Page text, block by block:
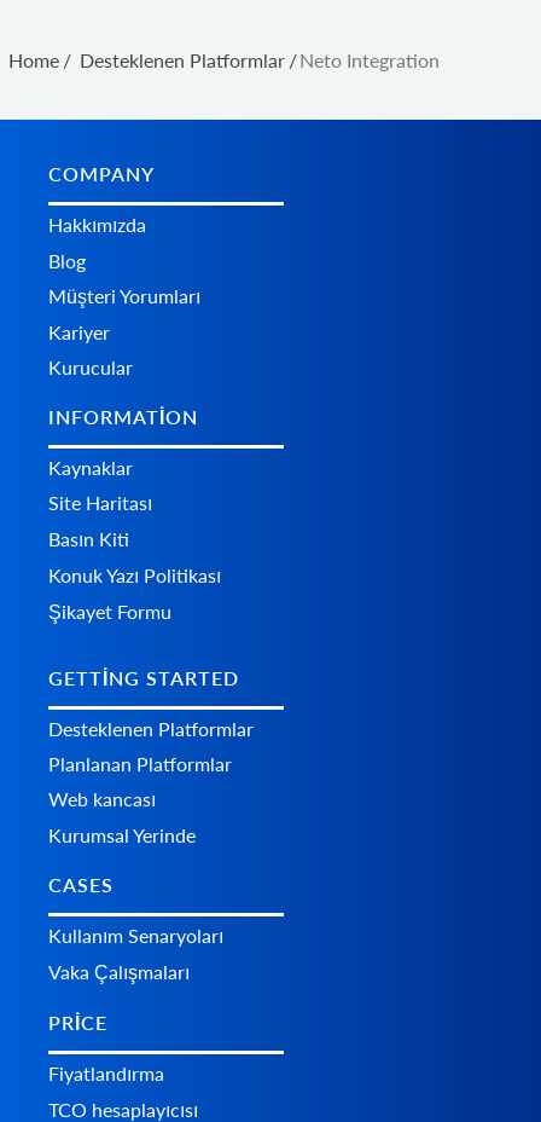
Home / Desteklenen Platformlar /Neto Integration
COMPANY
Hakkımızda
Blog
Müşteri Yorumları
Kariyer
Kurucular
INFORMATION
Kaynaklar
Site Haritası
Basın Kiti
Konuk Yazı Politikası
Şikayet Formu
GETTING STARTED
Desteklenen Platformlar
Planlanan Platformlar
Web kancası
Kurumsal Yerinde
CASES
Kullanım Senaryoları
Vaka Çalışmaları
PRICE
Fiyatlandırma
TCO hesaplayıcısı